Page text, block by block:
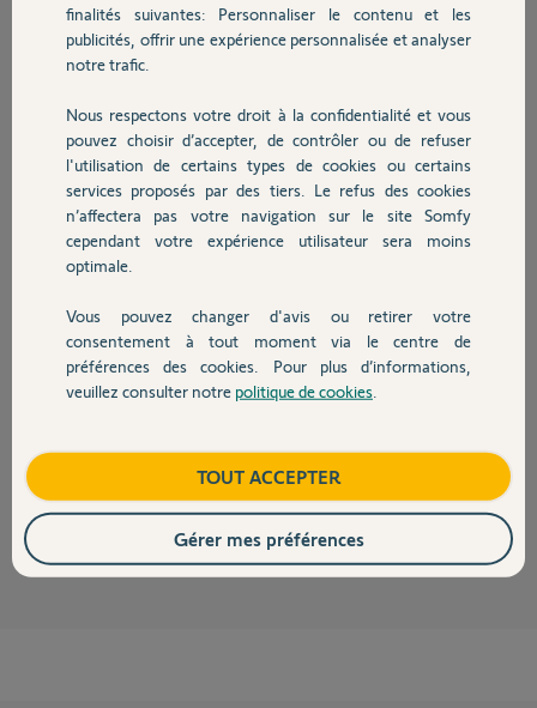
Domotique
Chauffage
Autres produits
Devis avec un pro
Contact
Merci,
Jean-Pierre B.
Participer au fil de discussion
Réponses
Le film électrostatique qui protège la caméra lors de la fabrication doit
être enlevé lors de l'installation de la platine.
En le laissant en place avec le soleil il c'est disons soudé avec le plastique
de la lentille ce qui donne le résultat actuel car il part en lambeau.
essayer de le chauffer avec un séchoir à cheveux en gardant un doigt sur
la lentille pour juger de la température. Ca devrait partir avec l'ongle.
finalités suivantes: Personnaliser le contenu et les
publicités, offrir une expérience personnalisée et analyser
notre trafic.
Nous respectons votre droit à la confidentialité et vous
pouvez choisir d’accepter, de contrôler ou de refuser
l'utilisation de certains types de cookies ou certains
services proposés par des tiers. Le refus des cookies
n’affectera pas votre navigation sur le site Somfy
cependant votre expérience utilisateur sera moins
optimale.
Vous pouvez changer d'avis ou retirer votre
consentement à tout moment via le centre de
préférences des cookies. Pour plus d’informations,
veuillez consulter notre politique de cookies
TOUT ACCEPTER
Gérer mes préférences